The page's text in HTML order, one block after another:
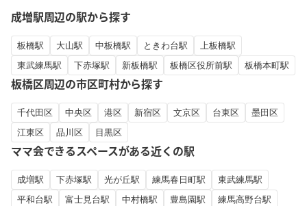
成増駅周辺の駅から探す
板橋駅 大山駅 中板橋駅 ときわ台駅
上板橋駅
東武練馬駅
下赤塚駅 新板橋駅 板橋区役所前駅 板橋本町駅
板橋区周辺の市区町村から探す
千代田区 中央区 港区 新宿区 文京区 台東区
墨田区
江東区
品川区 目黒区
ママ会できるスペースがある近くの駅
成増駅 下赤塚駅 光が丘駅 練馬春日町駅
東武練馬駅
平和台駅
富士見台駅 中村橋駅 豊島園駅 練馬高野台駅